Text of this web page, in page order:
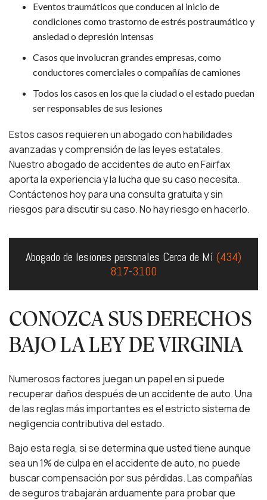
Eventos traumáticos que conducen al inicio de
condiciones como trastorno de estrés postraumático y
ansiedad o depresión intensas
Casos que involucran grandes empresas, como
conductores comerciales o compañías de camiones
Todos los casos en los que la ciudad o el estado puedan
ser responsables de sus lesiones
Estos casos requieren un abogado con habilidades
avanzadas y comprensión de las leyes estatales.
Nuestro abogado de accidentes de auto en Fairfax
aporta la experiencia y la lucha que su caso necesita.
Contáctenos hoy para una consulta gratuita y sin
riesgos para discutir su caso. No hay riesgo en hacerlo.
Abogado de lesiones personales Cerca de Mí(434)
817-3100
CONOZCA SUS DERECHOS
BAJO LA LEY DE VIRGINIA
Numerosos factores juegan un papel en si puede
recuperar daños después de un accidente de auto. Una
de las reglas más importantes es el estricto sistema de
negligencia contributiva del estado.
Bajo esta regla, si se determina que usted tiene aunque
sea un 1% de culpa en el accidente de auto, no puede
buscar compensación por sus pérdidas. Las compañías
de seguros trabajarán arduamente para probar que